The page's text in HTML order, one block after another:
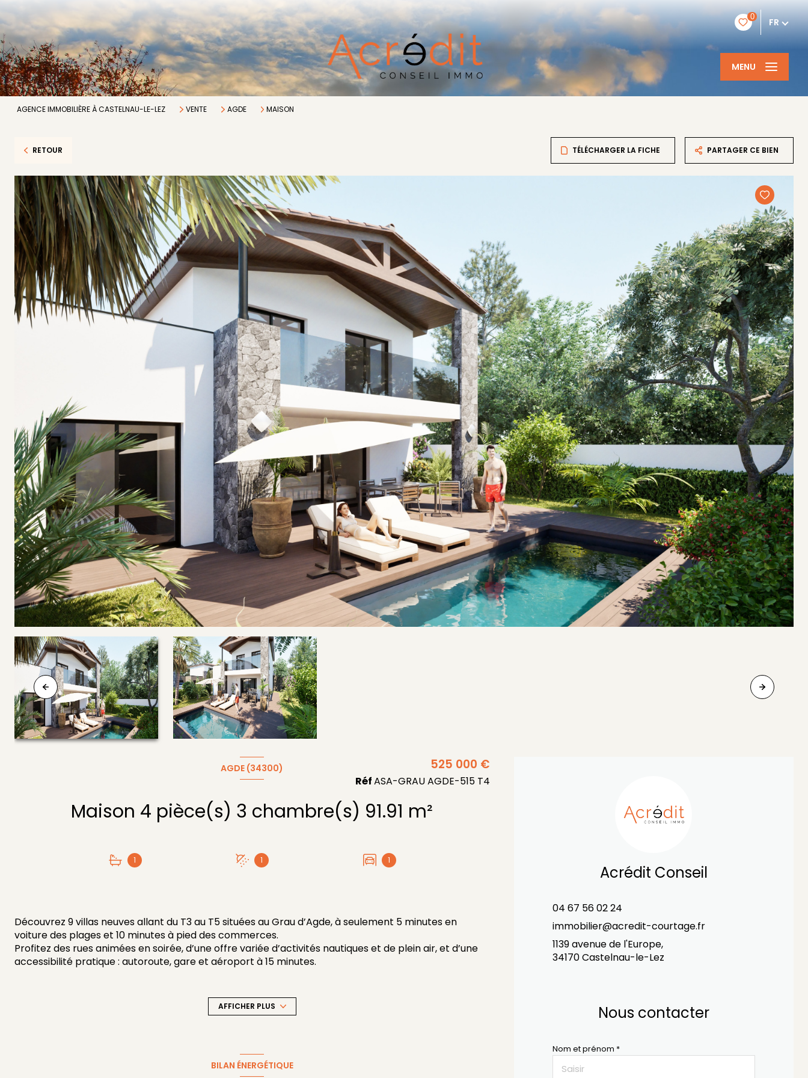
0 FR
MENU
AGENCE IMMOBILIÈRE À CASTELNAU-LE-LEZ VENTE AGDE MAISON
RETOUR TÉLÉCHARGER LA FICHE PARTAGER CE BIEN
AGDE (34300)
Maison 4 pièce(s) 3 chambre(s) 91.91 m²
1 1 1
525 000 €
RéfASA-GRAU AGDE-515 T4
Découvrez 9 villas neuves allant du T3 au T5 situées au Grau d’Agde, à seulement 5 minutes en
voiture des plages et 10 minutes à pied des commerces.
Profitez des rues animées en soirée, d’une offre variée d’activités nautiques et de plein air, et d’une
accessibilité pratique : autoroute, gare et aéroport à 15 minutes.
Conception RE2020 (performance énergétique et confort)
Vidéophone et porte de garage motorisée
AFFICHER PLUS
BILAN ÉNERGÉTIQUE
Acrédit Conseil
04 67 56 02 24
immobilier@acredit-courtage.fr
1139 avenue de l'Europe,
34170 Castelnau-le-Lez
Nous contacter
Nom et prénom *